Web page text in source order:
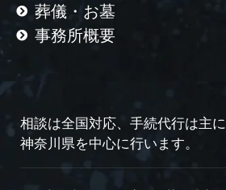
葬儀・お墓
事務所概要
相談は全国対応、手続代行は主に
神奈川県を中心に行います。